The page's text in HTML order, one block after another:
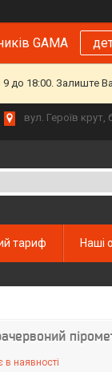
GAMA
до 18:00. Залиште
вул. Героїв
тариф Наші
в наявності